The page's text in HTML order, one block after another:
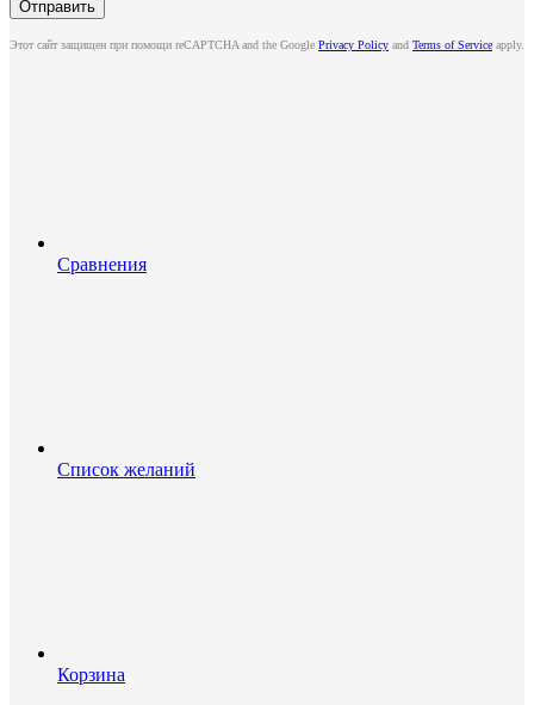
Этот сайт защищен при помощи reCAPTCHA and the Google Privacy Policy and Terms of Service apply.
Сравнения
Список желаний
Корзина